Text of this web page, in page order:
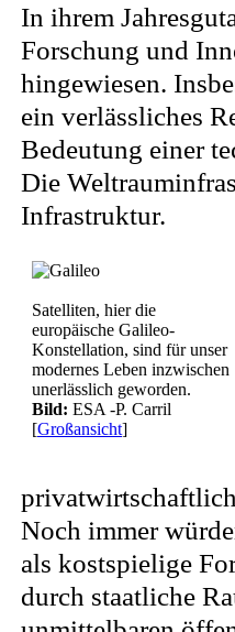
In ihrem
Forschung und
hingewiesen.
ein verlässliches
Bedeutung einer
Die
Infrastruktur.
Satelliten, hier die
europäische Galileo-
Konstellation, sind für unser
modernes Leben inzwischen
unerlässlich geworden.
Bild: ESA -P. Carril
[Großansicht]
Noch immer
als kostspielige
durch staatliche